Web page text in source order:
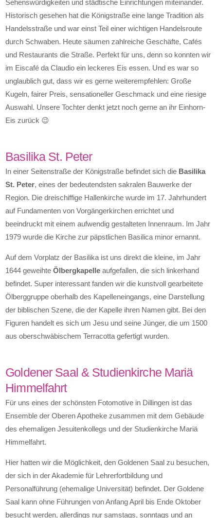
Sehenswürdigkeiten und städtische Einrichtungen miteinander.
Historisch gesehen hat die Königstraße eine lange Tradition als
Handelsstraße und war einst Teil einer wichtigen Handelsroute
durch Schwaben. Heute säumen zahlreiche Geschäfte, Cafés
und Restaurants die Straße. Perfekt für uns, denn so konnten wir
im Eiscafé da Claudio ein leckeres Eis essen. Und es war so
unglaublich gut, dass wir es gerne weiterempfehlen: Große
Kugeln, fairer Preis, sensationeller Geschmack und eine riesige
Auswahl. Unsere Tochter denkt jetzt noch gerne an ihr Einhorn-
Eis zurück 😉
Basilika St. Peter
In einer Seitenstraße der Königstraße befindet sich die Basilika
St. Peter, eines der bedeutendsten sakralen Bauwerke der
Region. Die dreischiffige Hallenkirche wurde im 17. Jahrhundert
auf Fundamenten von Vorgängerkirchen errichtet und
beeindruckt mit einem aufwendig gestalteten Innenraum. Im Jahr
1979 wurde die Kirche zur päpstlichen Basilica minor ernannt.
Auf dem Vorplatz der Basilika ist uns direkt die kleine, im Jahr
1644 geweihteÖlbergkapelle aufgefallen, die sich linkerhand
befindet. Super interessant fanden wir die kunstvoll gearbeitete
Ölberggruppe oberhalb des Kapelleneingangs, eine Darstellung
der biblischen Szene, die der Kapelle ihren Namen gibt. Bei den
Figuren handelt es sich um Jesu und seine Jünger, die um 1500
aus oberschwäbischem Terracotta gefertigt wurden.
Goldener Saal & Studienkirche Mariä
Himmelfahrt
Für uns eines der schönsten Fotomotive in Dillingen ist das
Ensemble der Oberen Apotheke zusammen mit dem Gebäude
des ehemaligen Jesuitenkollegs und der Studienkirche Mariä
Himmelfahrt.
Hier hatten wir die Möglichkeit, den Goldenen Saal zu besuchen,
der sich in der Akademie für Lehrerfortbildung und
Personalführung (ehemalige Universität) befindet. Der Goldene
Saal kann ohne Führungen von Anfang April bis Ende Oktober
besucht werden, allerdings nur samstags, sonntags und an